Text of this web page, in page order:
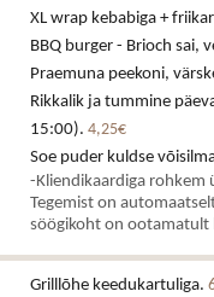
XL wrap kebabiga +
BBQ burger - Brioch sai,
Praemuna peekoni,
Rikkalik ja tummine
15:00). 4,25€
Soe puder kuldse
-Kliendikaardiga rohkem
Tegemist on
söögikoht on
Grilllõhe keedukartuliga.